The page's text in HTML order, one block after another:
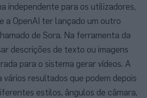
independente para os utilizadores,
a OpenAI ter lançado um outro
de Sora. Na ferramenta da
descrições de texto ou imagens
para o sistema gerar vídeos. A
vários resultados que podem depois
estilos, ângulos de câmara,